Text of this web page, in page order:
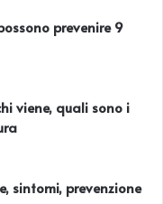
prevenire 9
viene, quali sono i
sintomi, prevenzione